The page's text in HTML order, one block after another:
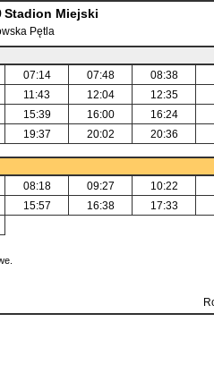
Stadion Miejski
Pętla
07:14 07:48 08:38
11:43 12:04 12:35
15:39 16:00 16:24
19:37 20:02 20:36
08:18 09:27
10:22
15:57 16:38 17:33